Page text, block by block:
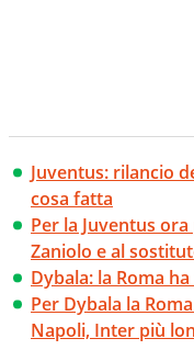
Juventus: rilancio
cosa fatta
Per la Juventus
Zaniolo e al
Dybala: la Roma
Per Dybala la
Napoli, Inter più